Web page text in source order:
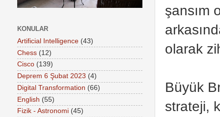
şansım
olarak
Büyük
strateji,
KONULAR
Artificial Intelligence (43)
Chess (12)
Cisco (139)
Deprem 6 Şubat 2023 (4)
Digital Transformation (66)
English (55)
Fizik - Astronomi (45)